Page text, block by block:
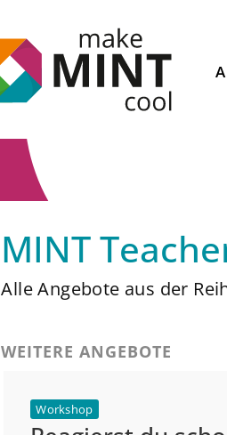
MINT
Alle Angebote aus der
WEITERE ANGEBOTE
Workshop